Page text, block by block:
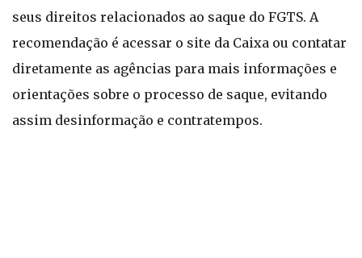
seus direitos relacionados ao saque do FGTS. A
recomendação é acessar o site da Caixa ou contatar
diretamente as agências para mais informações e
orientações sobre o processo de saque, evitando
assim desinformação e contratempos.